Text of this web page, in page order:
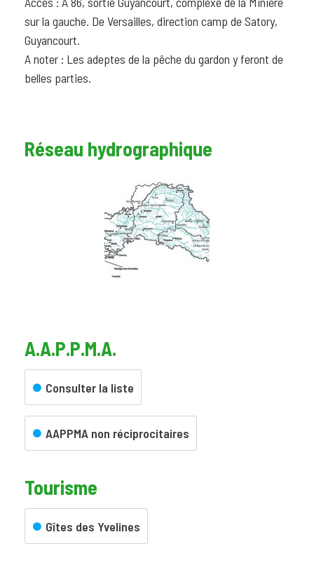
sur la gauche. De Versailles, direction camp de Satory,
Guyancourt.
A noter : Les adeptes de la pêche du gardon y feront de
belles parties.
Réseau hydrographique
A.A.P.P.M.A.
Consulter la liste
AAPPMA non réciprocitaires
Tourisme
Gîtes des Yvelines